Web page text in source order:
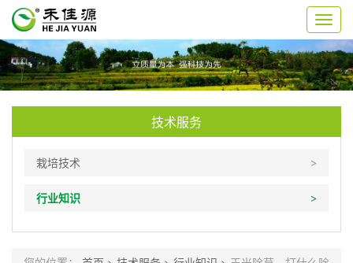
切
换
导
航
技术服务
栽培技术
行业知识